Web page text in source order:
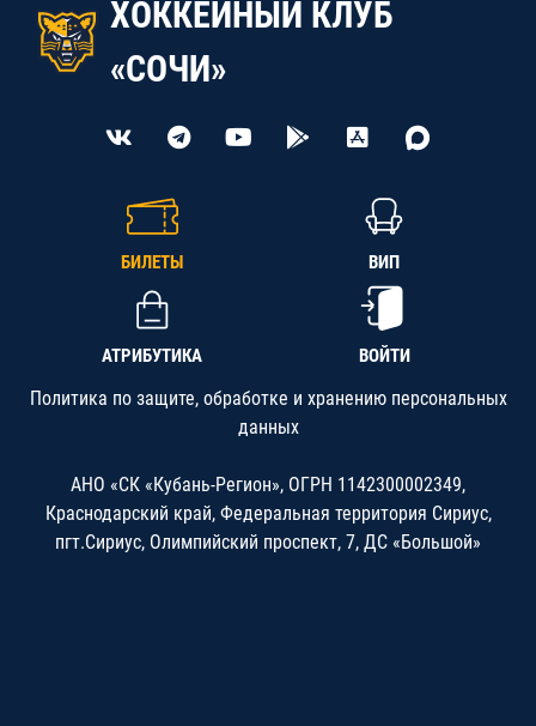
ХОККЕЙНЫЙ КЛУБ
«СОЧИ»
БИЛЕТЫ ВИП
АТРИБУТИКА ВОЙТИ
Политика по защите, обработке и хранению персональных
данных
АНО «СК «Кубань-Регион», ОГРН 1142300002349,
Краснодарский край, Федеральная территория Сириус,
пгт.Сириус, Олимпийский проспект, 7, ДС «Большой»